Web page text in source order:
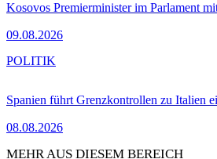
Kosovos Premierminister im Parlament
09.08.2026
Spanien führt Grenzkontrollen zu Italien
08.08.2026
POLITIK
MEHR AUS DIESEM BEREICH